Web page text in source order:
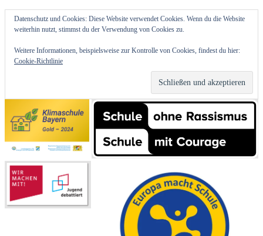
Datenschutz und Cookies: Diese Website verwendet Cookies. Wenn du die Website
weiterhin nutzt, stimmst du der Verwendung von Cookies zu.
Weitere Informationen, beispielsweise zur Kontrolle von Cookies, findest du hier:
Cookie-Richtlinie